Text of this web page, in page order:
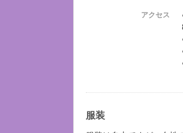
アクセス
服装